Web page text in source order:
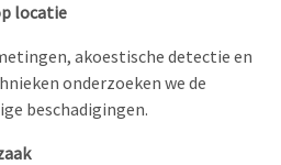
locatie
akoestische detectie en
onderzoeken we de
beschadigingen.